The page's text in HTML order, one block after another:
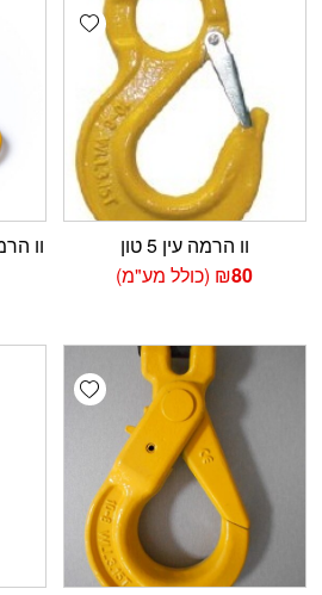
Add wishlist
וו הרמה עין 5 טון
₪80 (כולל מע"מ)
Add wishlist